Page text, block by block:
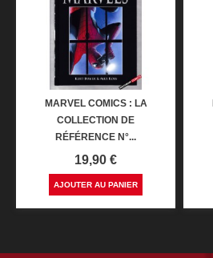
MARVEL COMICS : LA
COLLECTION DE
RÉFÉRENCE N°...
Prix
19,90 €
AJOUTER AU PANIER